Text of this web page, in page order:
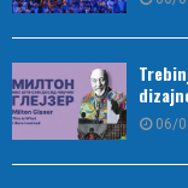
06/